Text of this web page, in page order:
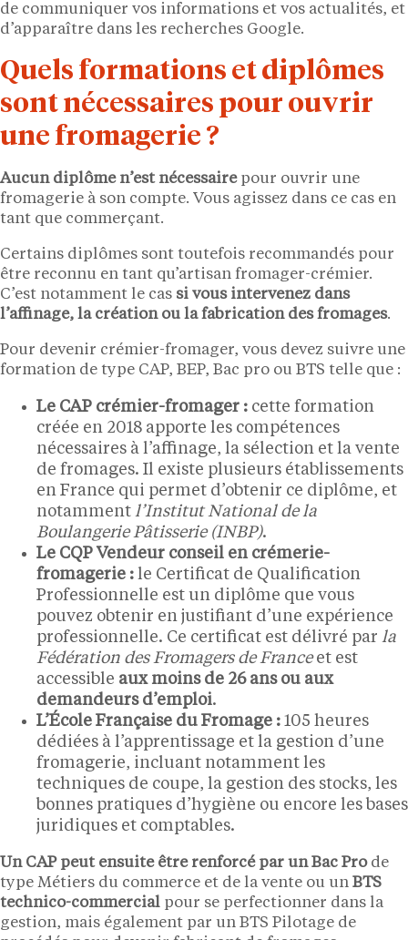
de communiquer vos informations et vos actualités, et
d’apparaître dans les recherches Google.
Quels formations et diplômes
sont nécessaires pour ouvrir
une fromagerie ?
Aucun diplôme n’est nécessairepour ouvrir une
fromagerie à son compte. Vous agissez dans ce cas en
tant que commerçant.
Certains diplômes sont toutefois recommandés pour
être reconnu en tant qu’artisan fromager-crémier.
C’est notamment le cas si vous intervenez dans
l’affinage, la création ou la fabrication des fromages.
Pour devenir crémier-fromager, vous devez suivre une
formation de type CAP, BEP, Bac pro ou BTS telle que :
Le CAP crémier-fromager : cette formation
créée en 2018 apporte les compétences
nécessaires à l’affinage, la sélection et la vente
de fromages. Il existe plusieurs établissements
en France qui permet d’obtenir ce diplôme, et
notamment l’Institut National de la
Boulangerie Pâtisserie (INBP).
Le CQP Vendeur conseil en crémerie-
fromagerie : le Certificat de Qualification
Professionnelle est un diplôme que vous
pouvez obtenir en justifiant d’une expérience
professionnelle. Ce certificat est délivré par la
Fédération des Fromagers de Franceet est
accessible aux moins de 26 ans ou aux
demandeurs d’emploi.
L’École Française du Fromage : 105 heures
dédiées à l’apprentissage et la gestion d’une
fromagerie, incluant notamment les
techniques de coupe, la gestion des stocks, les
bonnes pratiques d’hygiène ou encore les bases
juridiques et comptables.
Un CAP peut ensuite être renforcé par un Bac Prode
type Métiers du commerce et de la vente ou un BTS
technico-commercial pour se perfectionner dans la
gestion, mais également par un BTS Pilotage de